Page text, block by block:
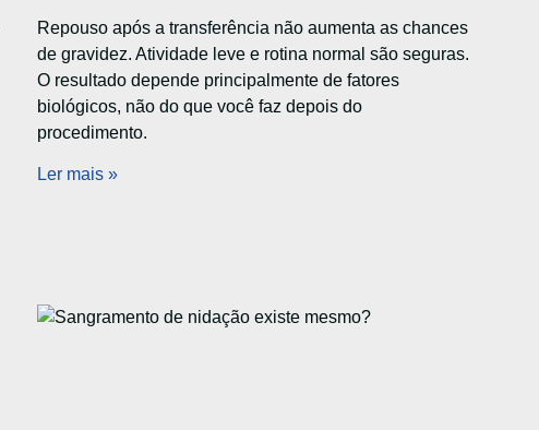
Repouso após a transferência não aumenta as chances
de gravidez. Atividade leve e rotina normal são seguras.
O resultado depende principalmente de fatores
biológicos, não do que você faz depois do
procedimento.
Ler mais »